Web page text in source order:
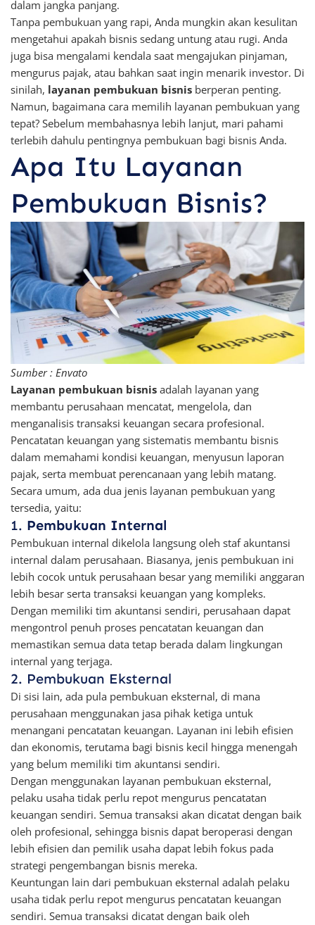
dalam jangka panjang.
Tanpa pembukuan yang rapi, Anda mungkin akan kesulitan
mengetahui apakah bisnis sedang untung atau rugi. Anda
juga bisa mengalami kendala saat mengajukan pinjaman,
mengurus pajak, atau bahkan saat ingin menarik investor. Di
sinilah, layanan pembukuan bisnisberperan penting.
Namun, bagaimana cara memilih layanan pembukuan yang
tepat? Sebelum membahasnya lebih lanjut, mari pahami
terlebih dahulu pentingnya pembukuan bagi bisnis Anda.
Apa Itu Layanan
Pembukuan Bisnis?
Sumber : Envato
Layanan pembukuan bisnis adalah layanan yang
membantu perusahaan mencatat, mengelola, dan
menganalisis transaksi keuangan secara profesional.
Pencatatan keuangan yang sistematis membantu bisnis
dalam memahami kondisi keuangan, menyusun laporan
pajak, serta membuat perencanaan yang lebih matang.
Secara umum, ada dua jenis layanan pembukuan yang
tersedia, yaitu:
1. Pembukuan Internal
Pembukuan internal dikelola langsung oleh staf akuntansi
internal dalam perusahaan. Biasanya, jenis pembukuan ini
lebih cocok untuk perusahaan besar yang memiliki anggaran
lebih besar serta transaksi keuangan yang kompleks.
Dengan memiliki tim akuntansi sendiri, perusahaan dapat
mengontrol penuh proses pencatatan keuangan dan
memastikan semua data tetap berada dalam lingkungan
internal yang terjaga.
2. Pembukuan Eksternal
Di sisi lain, ada pula pembukuan eksternal, di mana
perusahaan menggunakan jasa pihak ketiga untuk
menangani pencatatan keuangan. Layanan ini lebih efisien
dan ekonomis, terutama bagi bisnis kecil hingga menengah
yang belum memiliki tim akuntansi sendiri.
Dengan menggunakan layanan pembukuan eksternal,
pelaku usaha tidak perlu repot mengurus pencatatan
keuangan sendiri. Semua transaksi akan dicatat dengan baik
oleh profesional, sehingga bisnis dapat beroperasi dengan
lebih efisien dan pemilik usaha dapat lebih fokus pada
strategi pengembangan bisnis mereka.
Keuntungan lain dari pembukuan eksternal adalah pelaku
usaha tidak perlu repot mengurus pencatatan keuangan
sendiri. Semua transaksi dicatat dengan baik oleh